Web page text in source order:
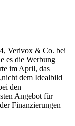
Verivox & Co. bei
es die Werbung
im April, das
dem Idealbild
den
Angebot für
Finanzierungen